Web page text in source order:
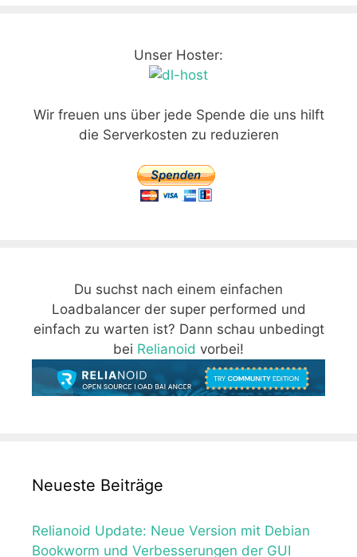
Unser Hoster:
Wir freuen uns über jede Spende die uns hilft
die Serverkosten zu reduzieren
Du suchst nach einem einfachen
Loadbalancer der super performed und
einfach zu warten ist? Dann schau unbedingt
bei Relianoid vorbei!
Neueste Beiträge
Relianoid Update: Neue Version mit Debian
Bookworm und Verbesserungen der GUI